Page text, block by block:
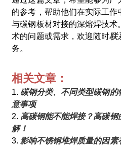
的参考，帮助他们在实际工
与碳钢板材对接的深熔焊技
术的问题或需求，欢迎随时联
务。
相关文章：
1.碳钢分类、不同类型碳钢
意事项
2. 高碳钢能不能焊接？高碳
解！
3. 影响不锈钢堆焊质量的因